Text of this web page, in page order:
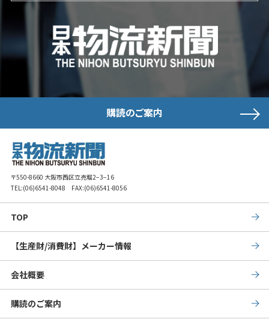
購読のご案内
〒550-8660 大阪市西区立売堀2−3−16
TEL:(06)6541-8048 FAX:(06)6541-8056
TOP
【生産財/消費財】メーカー情報
会社概要
購読のご案内